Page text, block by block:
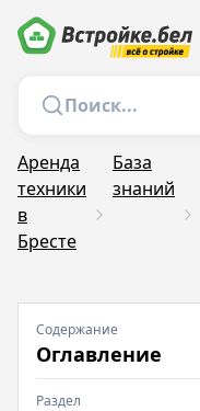
Аренда
техники
в
Бресте
База
знаний
Содержание
Оглавление
Раздел